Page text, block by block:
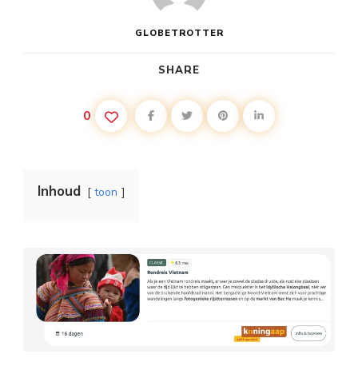
GLOBETROTTER
SHARE
0
Inhoud toon